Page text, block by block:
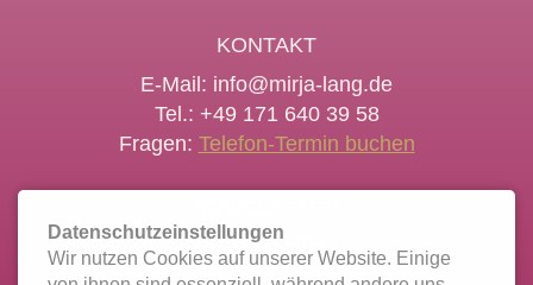
KONTAKT
E-Mail: info@mirja-lang.de
Tel.: +49 171 640 39 58
Fragen: Telefon-Termin buchen
jetzt anmelden
Datenschutzeinstellungen
Wir nutzen Cookies auf unserer Website. Einige